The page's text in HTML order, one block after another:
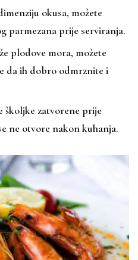
okusa, možete
parmezana prije serviranja.
plodove mora, možete
da ih dobro odmrznite i
školjke zatvorene prije
ne otvore nakon kuhanja.